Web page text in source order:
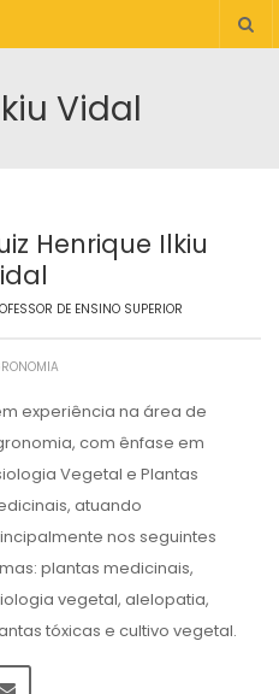
Vidal
Henrique Ilkiu
DE ENSINO SUPERIOR
experiência na área de
com ênfase em
Vegetal e Plantas
atuando
nos seguintes
plantas medicinais,
vegetal, alelopatia,
tóxicas e cultivo vegetal.